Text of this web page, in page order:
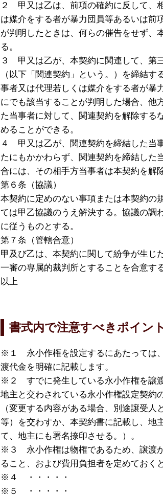
２ 甲又は乙は、前項の確約に反して、
は媒介をする者が暴力団員等あるいは前
が判明したときは、何らの催告をせず、
る。
３ 甲又は乙が、本契約に関連して、第
（以下「関連契約」という。）を締結す
事者又は代理若しくは媒介をする者が暴
にでも該当することが判明した場合、他
た当事者に対して、関連契約を解除する
めることができる。
４ 甲又は乙が、関連契約を締結した当
たにもかかわらず、関連契約を締結した
合には、その相手方当事者は本契約を解
第６条（協議）
本契約に定めのない事項または本契約の
ては甲乙協議のうえ解決する。協議の調
に従うものとする。
第７条（管轄合意）
甲及び乙は、本契約に関して紛争が生じ
一審の専属的裁判所とすることを合意する
以上
書式内で注意すべきポイント
※１ 永小作権を設定するにあたっては
渡代金を明確に記載します。
※２ すでに発生している永小作権を譲
地主と交わされている永小作権設定契約
（変更する内容がある場合、別途譲受
等）を交わすか、本契約書に記載し、地
て、地主にも署名捺印させる。）。
※３ 永小作権は物権であるため、譲渡
ること、および費用負担者を定めておく
※４ ・・・・・
※５ ・・・・・